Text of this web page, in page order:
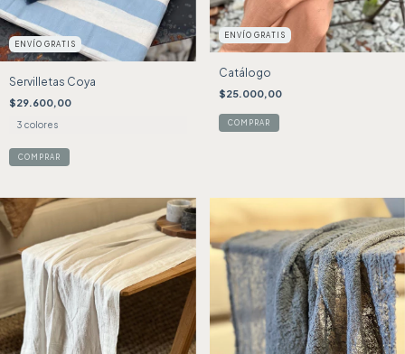
ENVÍO GRATIS
Servilletas Coya
$29.600,00
3 colores
COMPRAR
ENVÍO GRATIS
Catálogo
$25.000,00